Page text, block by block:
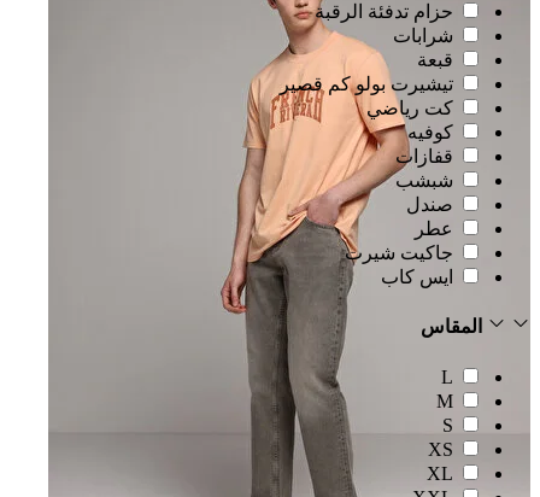
حزام تدفئة الرقبة
شرابات
قبعة
تيشيرت بولو كم قصير
كت رياضي
كوفيه
قفازات
شبشب
صندل
عطر
جاكيت شيرت
ايس كاب
المقاس
L
M
S
XS
XL